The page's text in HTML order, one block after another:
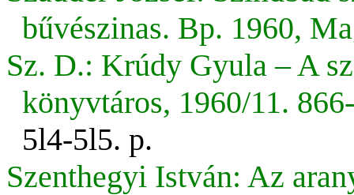
bűvészinas. Bp. 1960,
Sz. D.: Krúdy Gyula – A
könyvtáros, 1960/11.
5l4-5l5. p.
Szenthegyi István: Az